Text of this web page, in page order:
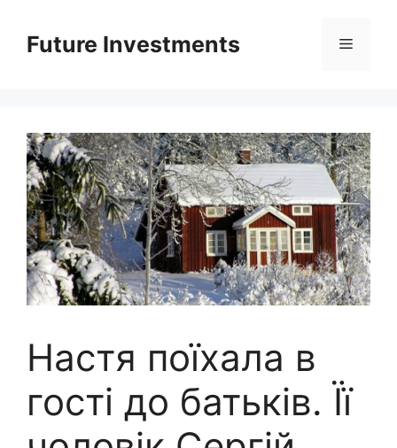
вмістуFuture Investments Меню
Настя поїхала в
гості до батьків. Її